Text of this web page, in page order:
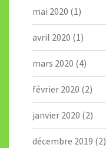
mai 2020 (1)
avril 2020 (1)
mars 2020 (4)
février 2020 (2)
janvier 2020 (2)
décembre 2019 (2)